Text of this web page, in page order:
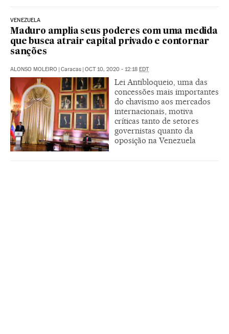
VENEZUELA
Maduro amplia seus poderes com uma medida
que busca atrair capital privado e contornar
sanções
ALONSO MOLEIRO | Caracas | OCT 10, 2020 - 12:18 EDT
Lei Antibloqueio, uma das
concessões mais importantes
do chavismo aos mercados
internacionais, motiva
críticas tanto de setores
governistas quanto da
oposição na Venezuela